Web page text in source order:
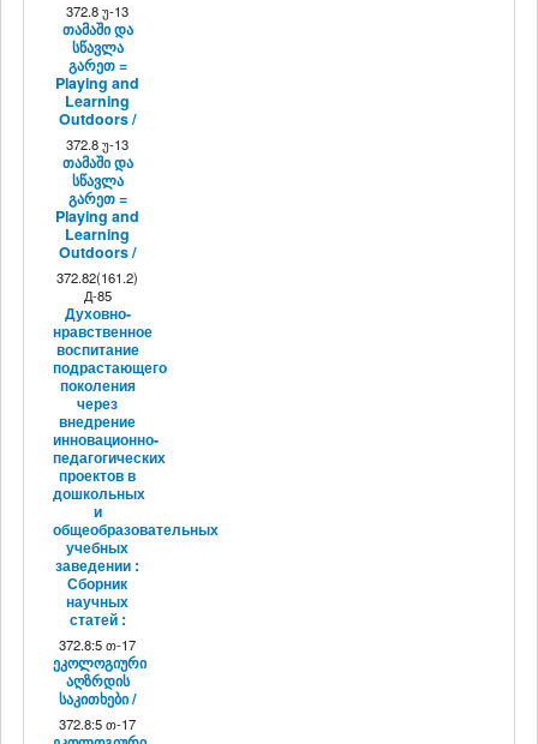
372.8 უ-13
თამაში და
სწავლა
გარეთ =
Playing and
Learning
Outdoors /
372.8 უ-13
თამაში და
სწავლა
გარეთ =
Playing and
Learning
Outdoors /
372.82(161.2)
Д-85
Духовно-
нравственное
воспитание
подрастающего
поколения
через
внедрение
инновационно-
педагогических
проектов в
дошкольных
и
общеобразовательных
учебных
заведении :
Сборник
научных
статей :
372.8:5 თ-17
ეკოლოგიური
აღზრდის
საკითხები /
372.8:5 თ-17